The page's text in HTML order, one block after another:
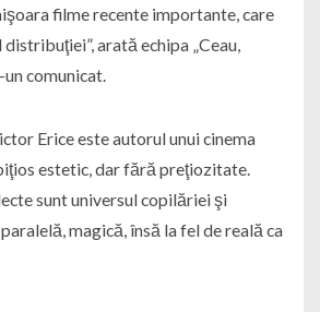
filme recente importante, care
arată echipa „Ceau,
un comunicat.
Erice este autorul unui cinema
estetic, dar fără preţiozitate.
sunt universul copilăriei şi
magică, însă la fel de reală ca